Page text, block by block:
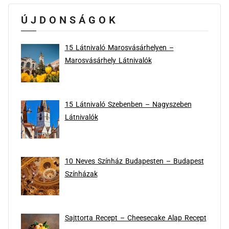
ÚJDONSÁGOK
15 Látnivaló Marosvásárhelyen –
Marosvásárhely Látnivalók
15 Látnivaló Szebenben – Nagyszeben
Látnivalók
10 Neves Színház Budapesten – Budapest
Színházak
Sajttorta Recept – Cheesecake Alap Recept